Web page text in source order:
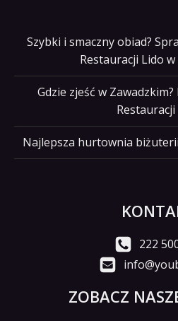
Szybki i smaczny obiad?
Restauracji Lido
Gdzie zjeść w
Restauracji
Najlepsza hurtownia
222
ZOBACZ